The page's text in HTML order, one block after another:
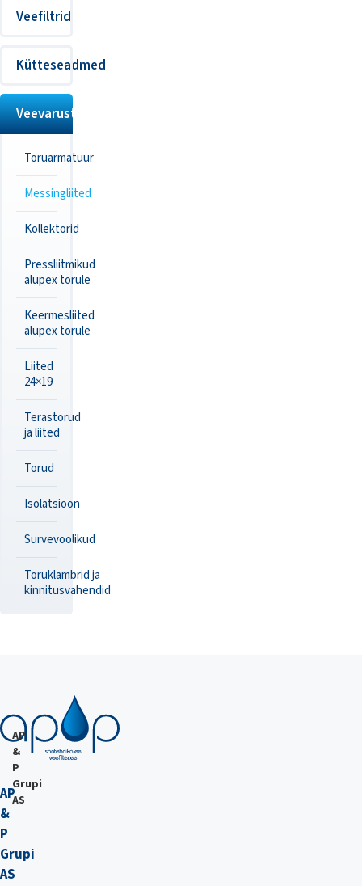
Veefiltrid
Kütteseadmed
Veevarustus
Toruarmatuur
Messingliited
Kollektorid
Pressliitmikud
alupex torule
Keermesliited
alupex torule
Liited
24×19
Terastorud
ja liited
Torud
Isolatsioon
Survevoolikud
Toruklambrid ja
kinnitusvahendid
AP
&
P
Grupi
AS
AP
&
P
Grupi
AS